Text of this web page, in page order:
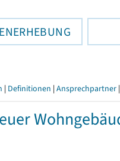
| Definitionen | Ansprechpartner |